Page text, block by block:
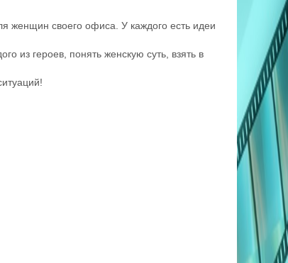
женщин своего офиса. У каждого есть идеи
из героев, понять женскую суть, взять в